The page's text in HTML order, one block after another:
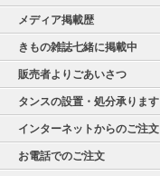
メディア掲載歴
きもの雑誌七緒に掲載中
販売者よりごあいさつ
タンスの設置・処分承ります
インターネットからのご注文
お電話でのご注文